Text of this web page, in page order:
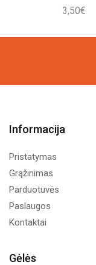
3,50€
Informacija
Pristatymas
Grąžinimas
Parduotuvės
Paslaugos
Kontaktai
Gėlės